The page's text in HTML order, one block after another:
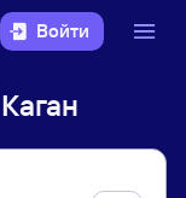
Войти
Каган